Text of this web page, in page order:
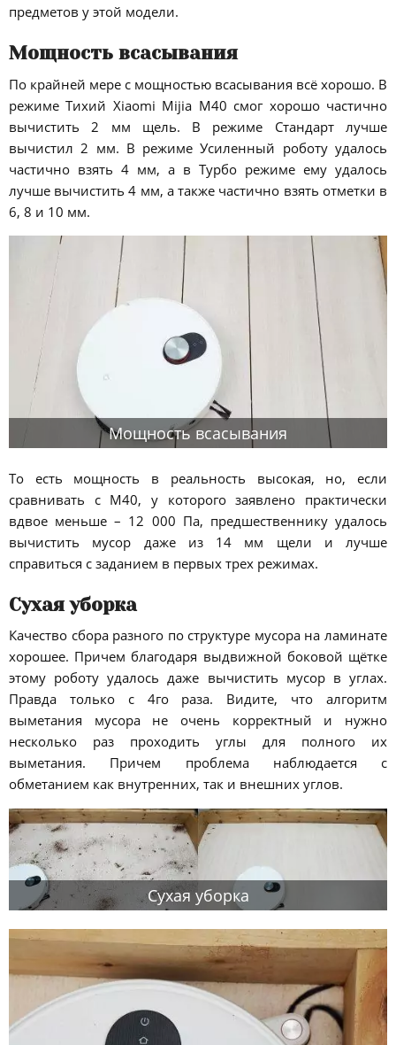
предметов у этой модели.
Мощность всасывания
По крайней мере с мощностью всасывания всё хорошо. В
режиме Тихий Xiaomi Mijia M40 смог хорошо частично
вычистить 2 мм щель. В режиме Стандарт лучше
вычистил 2 мм. В режиме Усиленный роботу удалось
частично взять 4 мм, а в Турбо режиме ему удалось
лучше вычистить 4 мм, а также частично взять отметки в
6, 8 и 10 мм.
Мощность всасывания
То есть мощность в реальность высокая, но, если
сравнивать с М40, у которого заявлено практически
вдвое меньше – 12 000 Па, предшественнику удалось
вычистить мусор даже из 14 мм щели и лучше
справиться с заданием в первых трех режимах.
Сухая уборка
Качество сбора разного по структуре мусора на ламинате
хорошее. Причем благодаря выдвижной боковой щётке
этому роботу удалось даже вычистить мусор в углах.
Правда только с 4го раза. Видите, что алгоритм
выметания мусора не очень корректный и нужно
несколько раз проходить углы для полного их
выметания. Причем проблема наблюдается с
обметанием как внутренних, так и внешних углов.
Сухая уборка